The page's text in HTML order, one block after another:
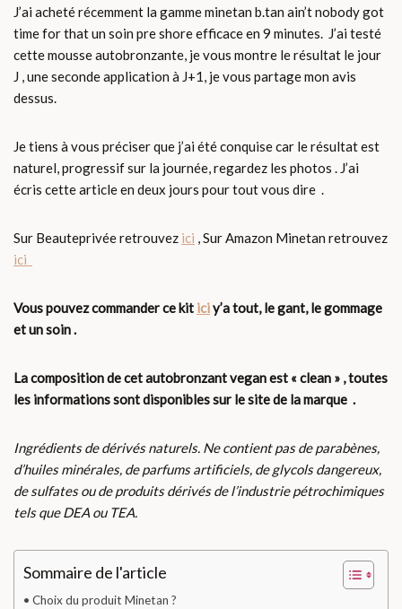
J’ai acheté récemment la gamme minetan b.tan ain’t nobody got
time for that un soin pre shore efficace en 9 minutes. J’ai testé
cette mousse autobronzante, je vous montre le résultat le jour
J , une seconde application à J+1, je vous partage mon avis
dessus.
Je tiens à vous préciser que j’ai été conquise car le résultat est
naturel, progressif sur la journée, regardez les photos . J’ai
écris cette article en deux jours pour tout vous dire .
Sur Beauteprivée retrouvez ici , Sur Amazon Minetan retrouvez
ici
Vous pouvez commander ce kit iciy’a tout, le gant, le gommage
et un soin .
La composition de cet autobronzant vegan est « clean » , toutes
les informations sont disponibles sur le site de la marque .
Ingrédients de dérivés naturels. Ne contient pas de parabènes,
d’huiles minérales, de parfums artificiels, de glycols dangereux,
de sulfates ou de produits dérivés de l’industrie pétrochimiques
tels que DEA ou TEA.
Sommaire de l'article
Choix du produit Minetan ?